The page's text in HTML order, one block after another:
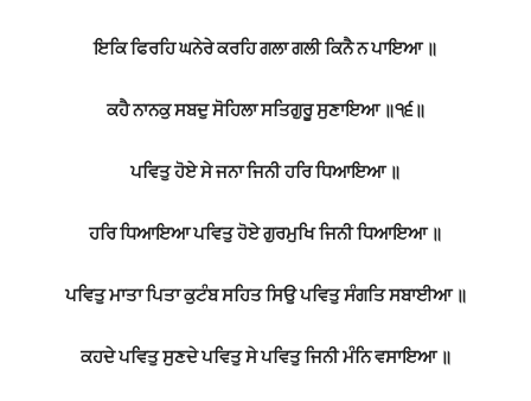
ਇਕਿ ਫਿਰਹਿ ਘਨੇਰੇ ਕਰਹਿ ਗਲਾ ਗਲੀ ਕਿਨੈ ਨ ਪਾਇਆ ॥
ਕਹੈ ਨਾਨਕੁ ਸਬਦੁ ਸੋਹਿਲਾ ਸਤਿਗੁਰੂ ਸੁਣਾਇਆ ॥੧੬॥
ਪਵਿਤੁ ਹੋਏ ਸੇ ਜਨਾ ਜਿਨੀ ਹਰਿ ਧਿਆਇਆ ॥
ਹਰਿ ਧਿਆਇਆ ਪਵਿਤੁ ਹੋਏ ਗੁਰਮੁਖਿ ਜਿਨੀ ਧਿਆਇਆ ॥
ਪਵਿਤੁ ਮਾਤਾ ਪਿਤਾ ਕੁਟੰਬ ਸਹਿਤ ਸਿਉ ਪਵਿਤੁ ਸੰਗਤਿ ਸਬਾਈਆ ॥
ਕਹਦੇ ਪਵਿਤੁ ਸੁਣਦੇ ਪਵਿਤੁ ਸੇ ਪਵਿਤੁ ਜਿਨੀ ਮੰਨਿ ਵਸਾਇਆ ॥